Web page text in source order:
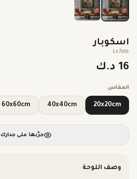
اسكوبار
Lo7ate
16 د.ك
المقاس
20x20cm
40x40cm
60x60cm
جرّبها على جدارك
وصف اللوحة